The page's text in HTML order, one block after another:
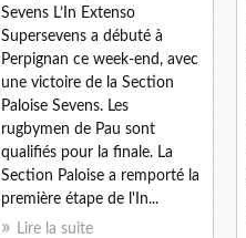
Sevens L’In Extenso
Supersevens a débuté à
Perpignan ce week-end, avec
une victoire de la Section
Paloise Sevens. Les
rugbymen de Pau sont
qualifiés pour la finale. La
Section Paloise a remporté la
première étape de l'In...
Lire la suite